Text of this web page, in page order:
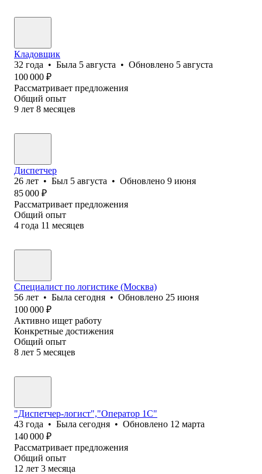
Кладовщик
32 года • Была 5 августа • Обновлено 5 августа
100 000 ₽
Рассматривает предложения
Общий опыт
9 лет 8 месяцев
Диспетчер
26 лет • Был 5 августа • Обновлено 9 июня
85 000 ₽
Рассматривает предложения
Общий опыт
4 года 11 месяцев
Специалист по логистике (Москва)
56 лет • Была сегодня • Обновлено 25 июня
100 000 ₽
Активно ищет работу
Конкретные достижения
Общий опыт
8 лет 5 месяцев
"Диспетчер-логист","Оператор 1С"
43 года • Была сегодня • Обновлено 12 марта
140 000 ₽
Рассматривает предложения
Общий опыт
12 лет 3 месяца